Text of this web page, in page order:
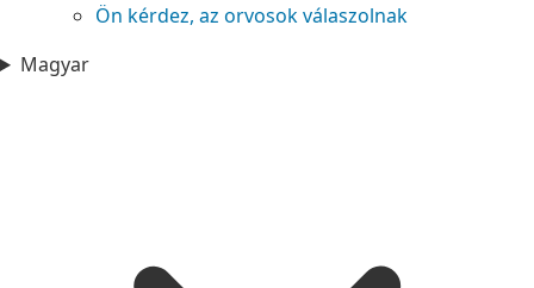
Ön kérdez, az orvosok válaszolnak
Magyar